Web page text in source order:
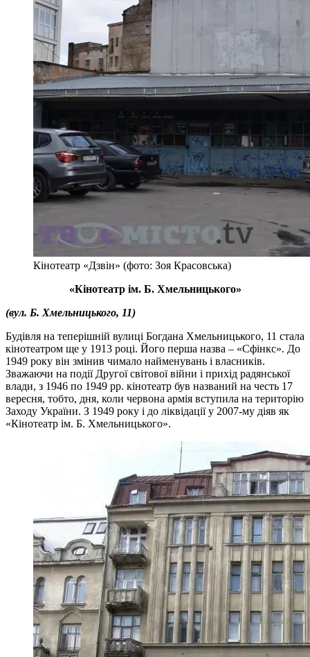
Кінотеатр «Дзвін» (фото: Зоя Красовська)
«Кінотеатр ім. Б. Хмельницького»
(вул. Б. Хмельницького, 11)
Будівля на теперішній вулиці Богдана Хмельницького, 11 стала
кінотеатром ще у 1913 році. Його перша назва – «Сфінкс». До
1949 року він змінив чимало найменувань і власників.
Зважаючи на події Другої світової війни і прихід радянської
влади, з 1946 по 1949 рр. кінотеатр був названий на честь 17
вересня, тобто, дня, коли червона армія вступила на територію
Заходу України. З 1949 року і до ліквідації у 2007-му діяв як
«Кінотеатр ім. Б. Хмельницького».